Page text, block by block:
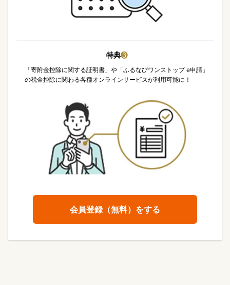
特典❸
「寄附金控除に関する証明書」や「ふるなびワンストップ e申請」
の税金控除に関わる各種オンラインサービスが利用可能に！
会員登録（無料）をする